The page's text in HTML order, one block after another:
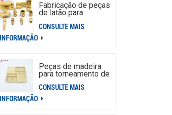
Fabricação de peças
de latão para
torneamento CNC
personalizado
CONSULTE MAIS
INFORMAÇÃO
Peças de madeira
para torneamento de
usinagem Cnc
personalizada,
serviço de peças de
madeira para
CONSULTE MAIS
INFORMAÇÃO